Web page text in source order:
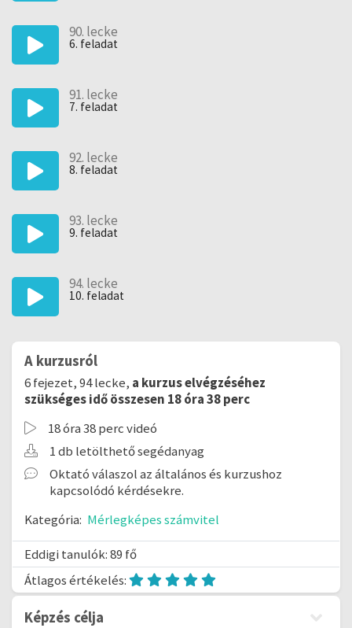
90. lecke
6. feladat
91. lecke
7. feladat
92. lecke
8. feladat
93. lecke
9. feladat
94. lecke
10. feladat
A kurzusról
6 fejezet, 94 lecke, a kurzus elvégzéséhez
szükséges idő összesen 18 óra 38 perc
18 óra 38 perc videó
1 db letölthető segédanyag
Oktató válaszol az általános és kurzushoz
kapcsolódó kérdésekre.
Kategória: Mérlegképes számvitel
Eddigi tanulók: 89 fő
Átlagos értékelés:
Képzés célja